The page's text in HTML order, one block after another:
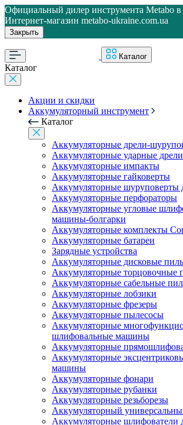
Официальный дилер инструмента Metabo в
Интернет-магазин metabo-ukraine.com.ua
Закрыть
Каталог
Каталог
Акции и скидки
Аккумуляторный инструмент
Каталог
Аккумуляторные дрели-
Аккумуляторные ударные
Аккумуляторные импакты
Аккумуляторные гайковерты
Аккумуляторные шуруповерты
Аккумуляторные перфораторы
Аккумуляторные угловые
машины-болгарки
Аккумуляторные комплекты
Аккумуляторные батареи
Зарядные устройства
Аккумуляторные дисковые
Аккумуляторные торцовочные
Аккумуляторные сабельные
Аккумуляторные лобзики
Аккумуляторные фрезеры
Аккумуляторные пылесосы
Аккумуляторные
шлифовальные машины
Аккумуляторные
Аккумуляторные
машины
Аккумуляторные фонари
Аккумуляторные рубанки
Аккумуляторные резьборезы
Аккумуляторный
Аккумуляторные шлифователи